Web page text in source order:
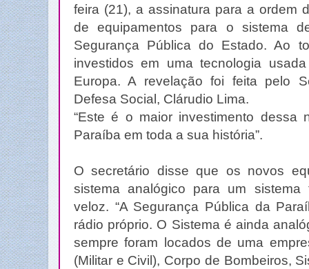
feira (21), a assinatura para a ordem
de equipamentos para o sistema
Segurança Pública do Estado. Ao
investidos em uma tecnologia
Europa. A revelação foi feita pelo
Defesa Social, Clárudio Lima.
“Este é o maior investimento dessa
Paraíba em toda a sua história”.
O secretário disse que os novos
sistema analógico para um sistema
veloz. “A Segurança Pública da
rádio próprio. O Sistema é ainda
sempre foram locados de uma
(Militar e Civil), Corpo de Bombeiros,